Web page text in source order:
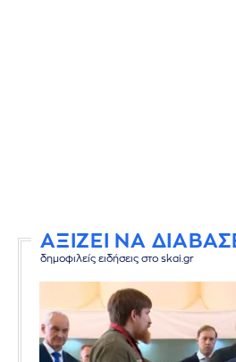
ΑΞΙΖΕΙ ΝΑ
δημοφιλείς ειδήσεις στο skai.gr